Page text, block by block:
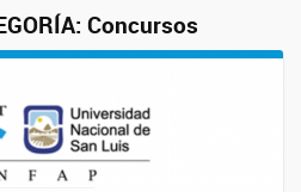
Concursos